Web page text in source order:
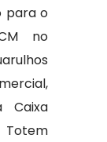
para o
no
Caixa